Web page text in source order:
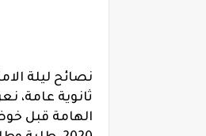
نصائح ليلة
ثانوية عامة،